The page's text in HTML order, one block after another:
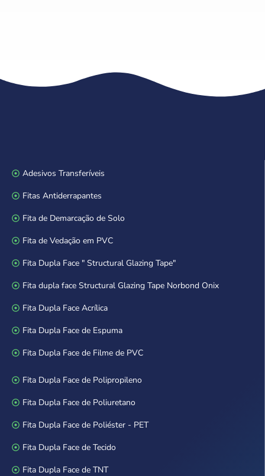
Adesivos Transferíveis
Fitas Antiderrapantes
Fita de Demarcação de Solo
Fita de Vedação em PVC
Fita Dupla Face " Structural Glazing Tape"
Fita dupla face Structural Glazing Tape Norbond Onix
Fita Dupla Face Acrílica
Fita Dupla Face de Espuma
Fita Dupla Face de Filme de PVC
Fita Dupla Face de Polipropileno
Fita Dupla Face de Poliuretano
Fita Dupla Face de Poliéster - PET
Fita Dupla Face de Tecido
Fita Dupla Face de TNT